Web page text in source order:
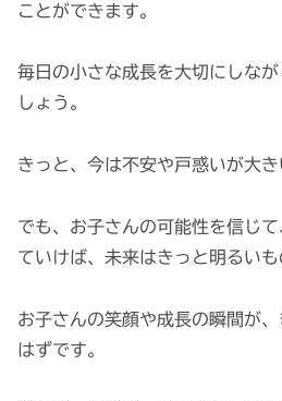
ことができます。
毎日の小さな成長を大切にしな
しょう。
きっと、今は不安や戸惑いが大き
でも、お子さんの可能性を信じ
ていけば、未来はきっと明るいも
お子さんの笑顔や成長の瞬間が
はずです。